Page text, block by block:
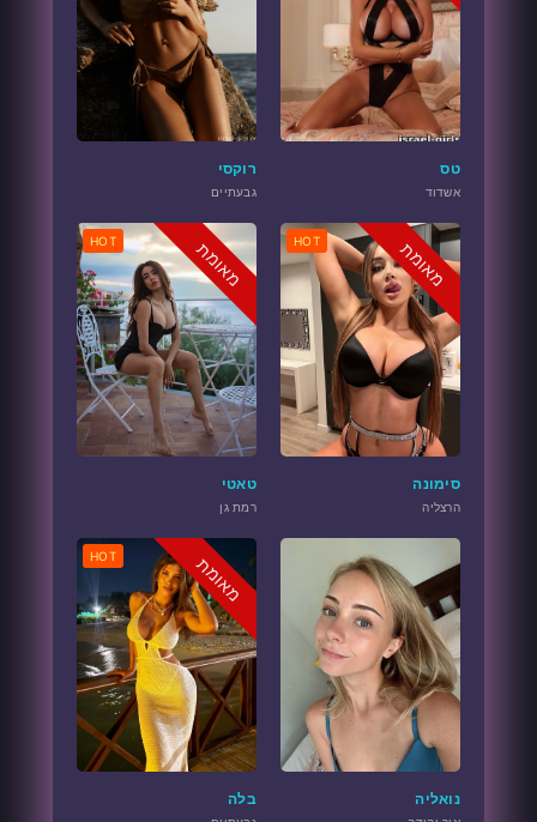
רוקסי
גבעתיים
טס
אשדוד
טאטי
רמת גן
HOT מאומת
סימונה
הרצליה
HOT מאומת
בלה
HOT מאומת
נואליה